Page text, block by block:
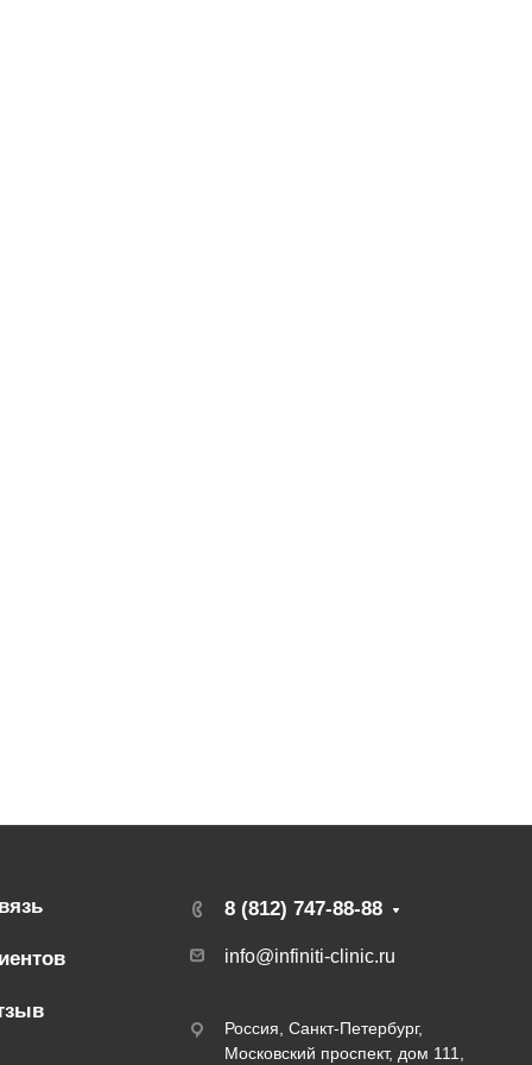
8 (812) 747-88-88
info@infiniti-clinic.ru
Россия, Санкт-Петербург,
Московский проспект, дом 111,